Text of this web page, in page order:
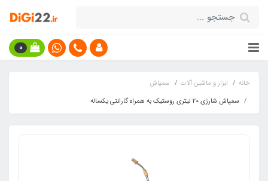
0
خانه ابزار و ماشین آلات
سمپاش
سمپاش شارژی 20 لیتری روستیک به همراه گارانتی یکساله